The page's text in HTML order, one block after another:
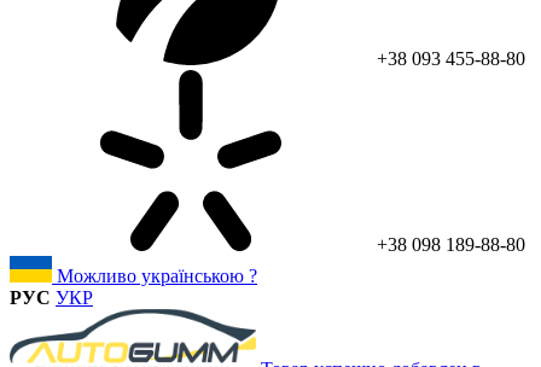
+38 093 455-88-80
+38 098 189-88-80
Можливо українською ?
РУС УКР